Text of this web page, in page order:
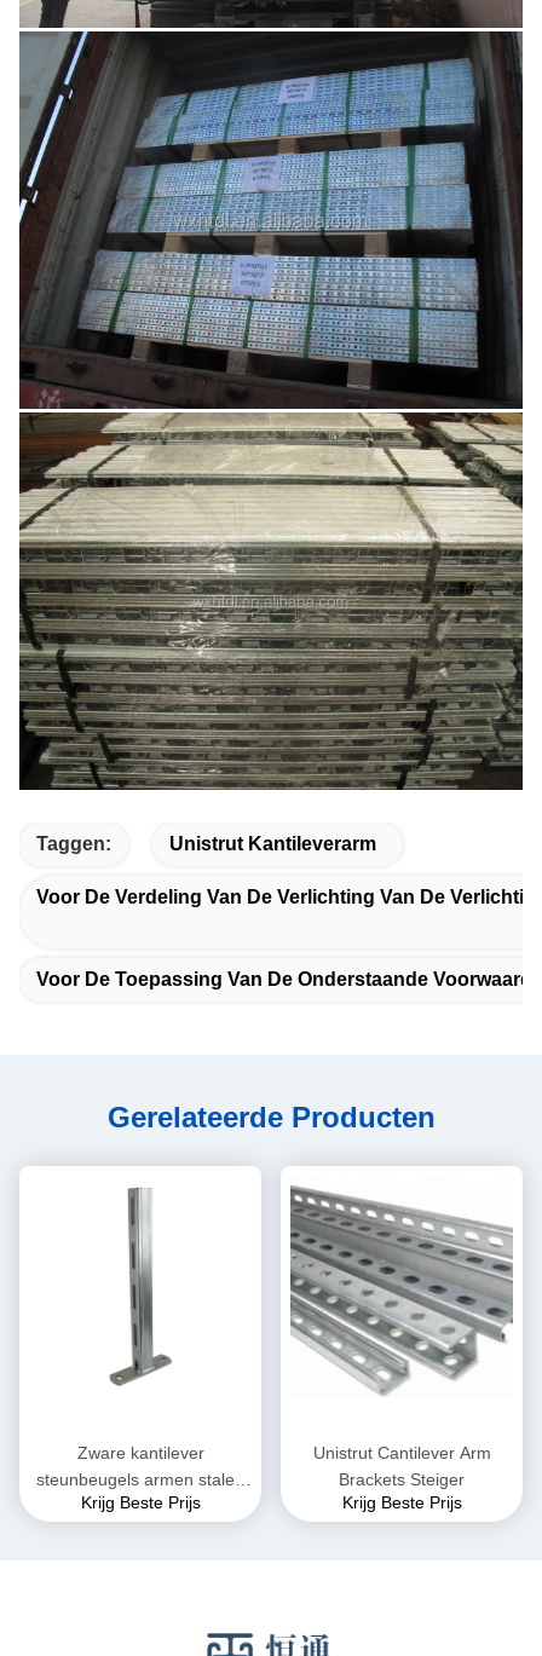
Taggen: Unistrut Kantileverarm
Voor De Verdeling Van De Verlichting Van De
Voor De Toepassing Van De Onderstaande
Gerelateerde Producten
Zware kantilever
steunbeugels armen stalen
wandmontage
Krijg Beste Prijs
Unistrut Cantilever Arm
Brackets Steiger
Krijg Beste Prijs